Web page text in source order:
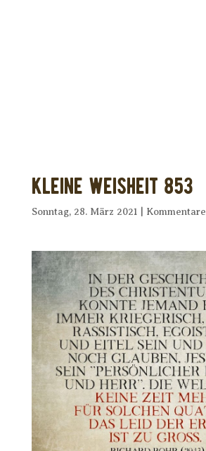
Kleine Weisheit 853
Sonntag, 28. März 2021 Kommentare